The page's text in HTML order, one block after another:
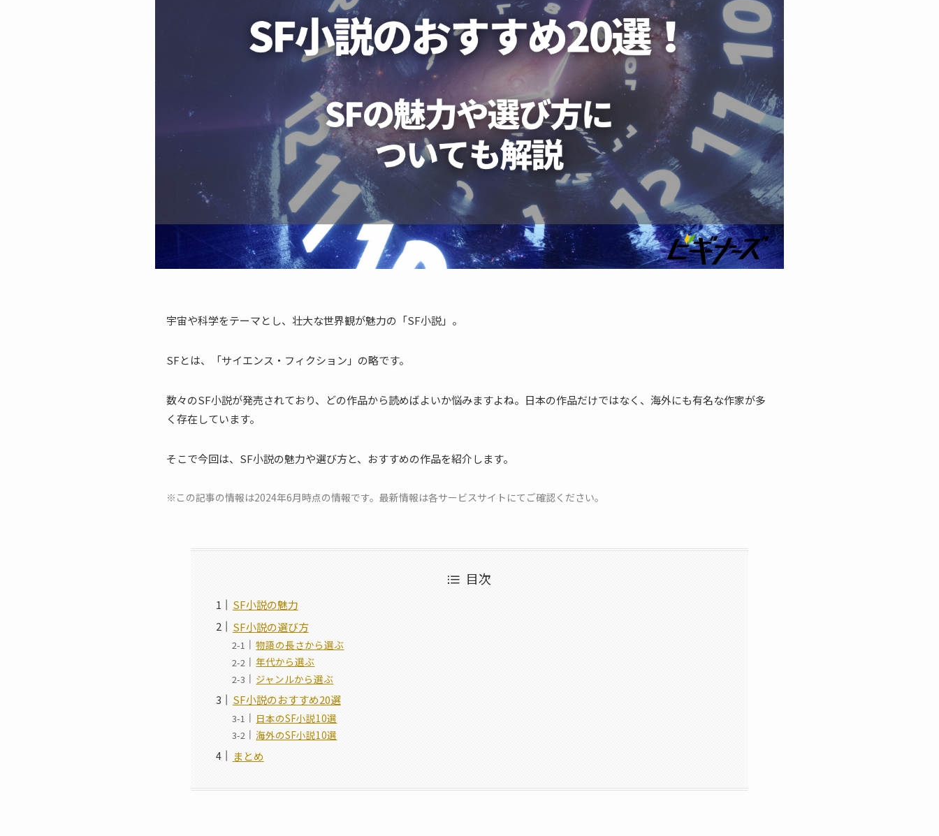
宇宙や科学をテーマとし、壮大な世界観が魅力の「SF小説」。
SFとは、「サイエンス・フィクション」の略です。
数々のSF小説が発売されており、どの作品から読めばよいか悩みますよね。日本の作品だけではなく、海外にも有名な作家が多
く存在しています。
そこで今回は、SF小説の魅力や選び方と、おすすめの作品を紹介します。
※この記事の情報は2024年6月時点の情報です。最新情報は各サービスサイトにてご確認ください。
目次
SF小説の魅力
SF小説の選び方
物語の長さから選ぶ
年代から選ぶ
ジャンルから選ぶ
SF小説のおすすめ20選
日本のSF小説10選
海外のSF小説10選
まとめ